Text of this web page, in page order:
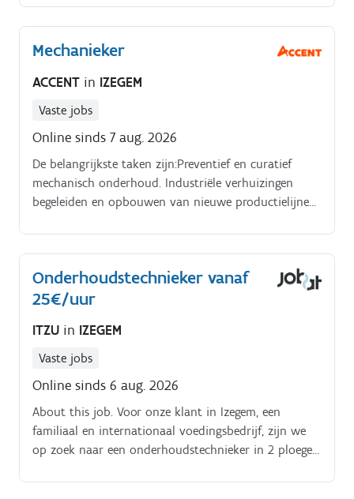
Mechanieker
ACCENT in IZEGEM
Vaste jobs
Online sinds 7 aug. 2026
De belangrijkste taken zijn:Preventief en curatief
mechanisch onderhoud. Industriële verhuizingen
begeleiden en opbouwen van nieuwe productielijnen.
machines tot leven.
Onderhoudstechnieker vanaf
25€/uur
ITZU in IZEGEM
Vaste jobs
Online sinds 6 aug. 2026
About this job. Voor onze klant in Izegem, een
familiaal en internationaal voedingsbedrijf, zijn we
op zoek naar een onderhoudstechnieker in 2 ploegen.